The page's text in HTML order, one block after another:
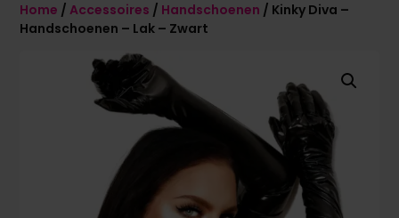
Home /Accessoires / Handschoenen / Kinky Diva –
Handschoenen – Lak – Zwart